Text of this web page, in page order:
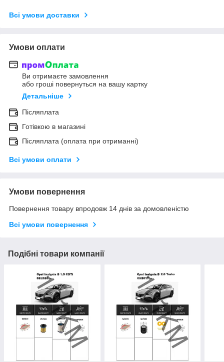
Всі умови доставки
Умови оплати
Ви отримаєте замовлення
або гроші повернуться на вашу картку
Детальніше
Післяплата
Готівкою в магазині
Післяплата (оплата при отриманні)
Всі умови оплати
Умови повернення
Повернення товару впродовж 14 днів за домовленістю
Всі умови повернення
Подібні товари компанії